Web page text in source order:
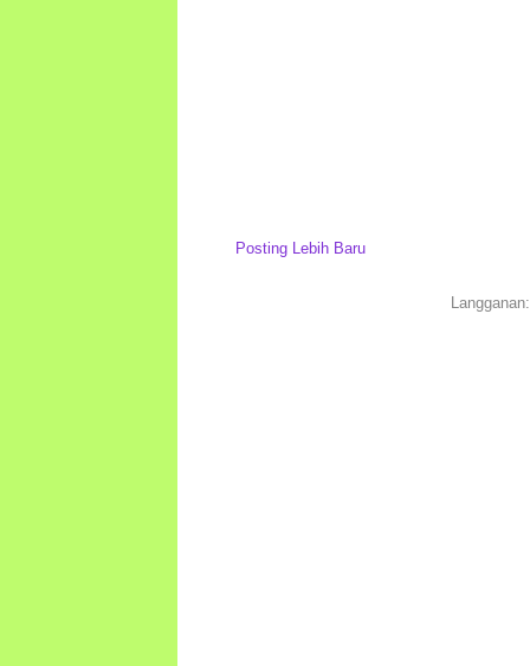
Posting Lebih Baru